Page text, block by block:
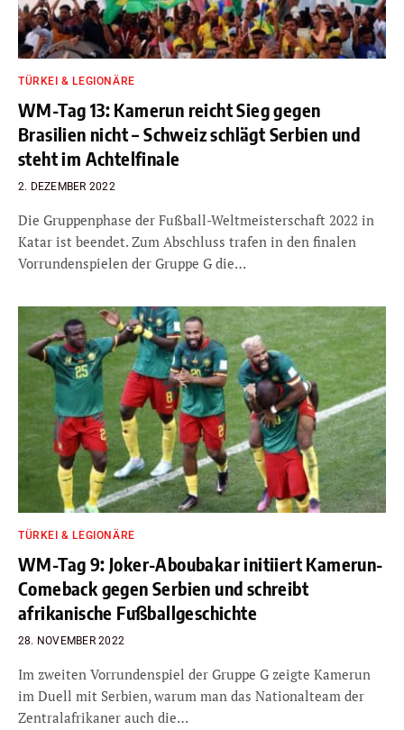
TÜRKEI & LEGIONÄRE
WM-Tag 13: Kamerun reicht Sieg gegen
Brasilien nicht – Schweiz schlägt Serbien und
steht im Achtelfinale
2. DEZEMBER 2022
Die Gruppenphase der Fußball-Weltmeisterschaft 2022 in
Katar ist beendet. Zum Abschluss trafen in den finalen
Vorrundenspielen der Gruppe G die…
TÜRKEI & LEGIONÄRE
WM-Tag 9: Joker-Aboubakar initiiert Kamerun-
Comeback gegen Serbien und schreibt
afrikanische Fußballgeschichte
28. NOVEMBER 2022
Im zweiten Vorrundenspiel der Gruppe G zeigte Kamerun
im Duell mit Serbien, warum man das Nationalteam der
Zentralafrikaner auch die…